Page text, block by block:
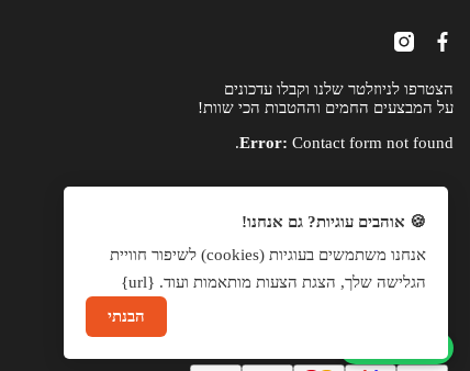
הצטרפו לניוזלטר שלנו וקבלו עדכונים
על המבצעים החמים וההטבות הכי שוות!
Error: Contact form not found.
🍪 אוהבים עוגיות? גם אנחנו!
אנחנו משתמשים בעוגיות (cookies) לשיפור חוויית
הגלישה שלך, הצגת הצעות מותאמות ועוד. {url}
הבנתי